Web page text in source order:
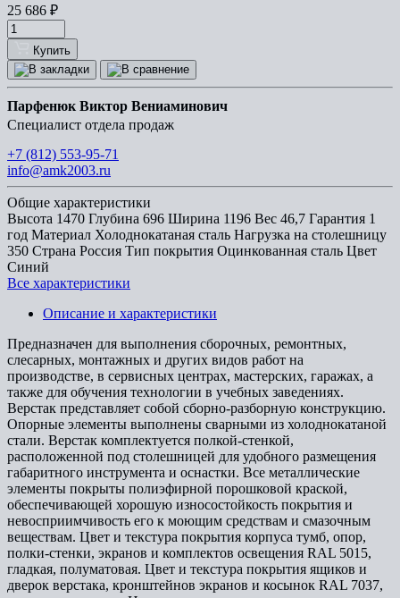
25 686 ₽
Купить
Парфенюк Виктор Вениаминович
Специалист отдела продаж
+7 (812) 553-95-71
info@amk2003.ru
Общие характеристики
Высота 1470 Глубина 696 Ширина 1196 Вес 46,7 Гарантия 1
год Материал Холоднокатаная сталь Нагрузка на столешницу
350 Страна Россия Тип покрытия Оцинкованная сталь Цвет
Синий
Все характеристики
Описание и характеристики
Предназначен для выполнения сборочных, ремонтных,
слесарных, монтажных и других видов работ на
производстве, в сервисных центрах, мастерских, гаражах, а
также для обучения технологии в учебных заведениях.
Верстак представляет собой сборно-разборную конструкцию.
Опорные элементы выполнены сварными из холоднокатаной
стали. Верстак комплектуется полкой-стенкой,
расположенной под столешницей для удобного размещения
габаритного инструмента и оснастки. Все металлические
элементы покрыты полиэфирной порошковой краской,
обеспечивающей хорошую износостойкость покрытия и
невосприимчивость его к моющим средствам и смазочным
веществам. Цвет и текстура покрытия корпуса тумб, опор,
полки-стенки, экранов и комплектов освещения RAL 5015,
гладкая, полуматовая. Цвет и текстура покрытия ящиков и
дверок верстака, кронштейнов экранов и косынок RAL 7037,